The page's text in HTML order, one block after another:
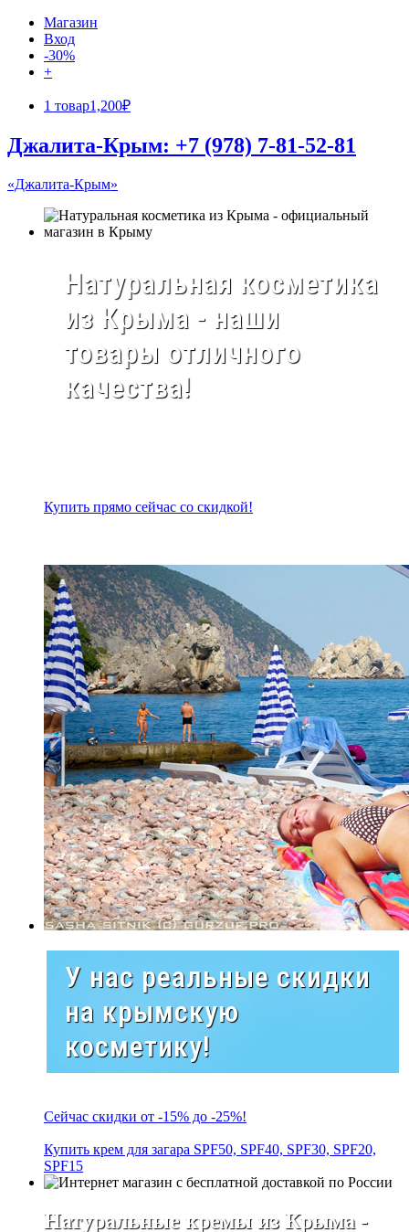
Магазин
Вход
-30%
+
1 товар1,200₽
Джалита-Крым: +7 (978) 7-81-52-81
«Джалита-Крым»
Натуральная косметика
из Крыма - наши
товары отличного
качества!
Купить прямо сейчас со скидкой!
У нас реальные скидки
на крымскую
косметику!
Сейчас скидки от -15% до -25%!
Купить крем для загара SPF50, SPF40, SPF30, SPF20,
SPF15
Натуральные кремы из Крыма -